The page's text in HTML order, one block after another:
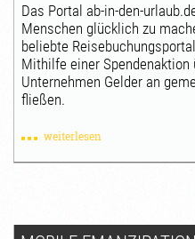
Das Portal ab-in-den-
Menschen glücklich zu
beliebte
Mithilfe einer Spendenaktion
Unternehmen Gelder an
fließen.
weiterlesen